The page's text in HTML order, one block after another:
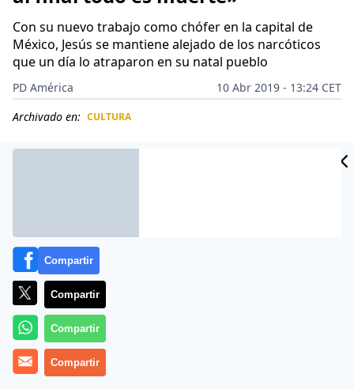
Con su nuevo trabajo como chófer en la capital de
México, Jesús se mantiene alejado de los narcóticos
que un día lo atraparon en su natal pueblo
PD América
10 Abr 2019 - 13:24 CET
Archivado en: CULTURA
Su historia ha calado en los huesos de
Compartir
Compartir
Compartir
Compartir